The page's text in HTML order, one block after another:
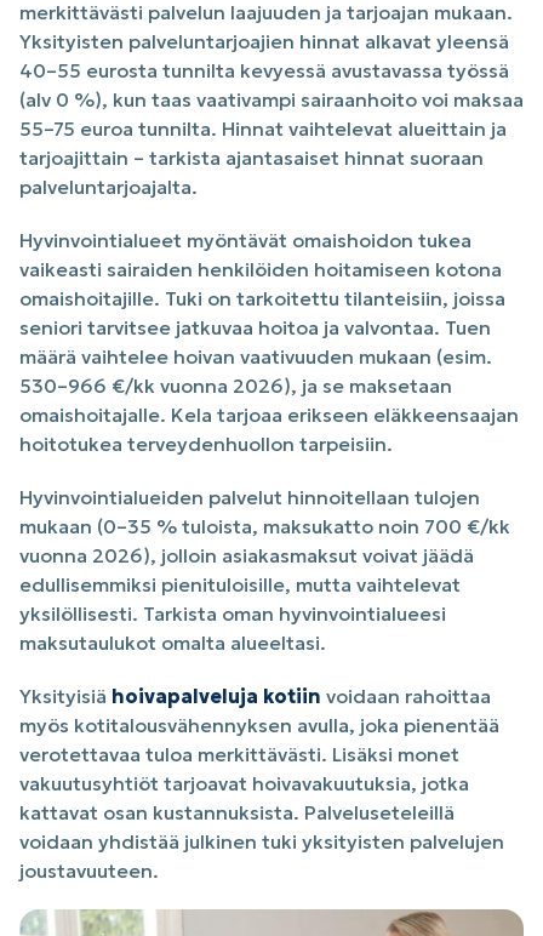
merkittävästi palvelun laajuuden ja tarjoajan mukaan.
Yksityisten palveluntarjoajien hinnat alkavat yleensä
40–55 eurosta tunnilta kevyessä avustavassa työssä
(alv 0 %), kun taas vaativampi sairaanhoito voi maksaa
55–75 euroa tunnilta. Hinnat vaihtelevat alueittain ja
tarjoajittain – tarkista ajantasaiset hinnat suoraan
palveluntarjoajalta.
Hyvinvointialueet myöntävät omaishoidon tukea
vaikeasti sairaiden henkilöiden hoitamiseen kotona
omaishoitajille. Tuki on tarkoitettu tilanteisiin, joissa
seniori tarvitsee jatkuvaa hoitoa ja valvontaa. Tuen
määrä vaihtelee hoivan vaativuuden mukaan (esim.
530–966 €/kk vuonna 2026), ja se maksetaan
omaishoitajalle. Kela tarjoaa erikseen eläkkeensaajan
hoitotukea terveydenhuollon tarpeisiin.
Hyvinvointialueiden palvelut hinnoitellaan tulojen
mukaan (0–35 % tuloista, maksukatto noin 700 €/kk
vuonna 2026), jolloin asiakasmaksut voivat jäädä
edullisemmiksi pienituloisille, mutta vaihtelevat
yksilöllisesti. Tarkista oman hyvinvointialueesi
maksutaulukot omalta alueeltasi.
Yksityisiä hoivapalveluja kotiin voidaan rahoittaa
myös kotitalousvähennyksen avulla, joka pienentää
verotettavaa tuloa merkittävästi. Lisäksi monet
vakuutusyhtiöt tarjoavat hoivavakuutuksia, jotka
kattavat osan kustannuksista. Palveluseteleillä
voidaan yhdistää julkinen tuki yksityisten palvelujen
joustavuuteen.